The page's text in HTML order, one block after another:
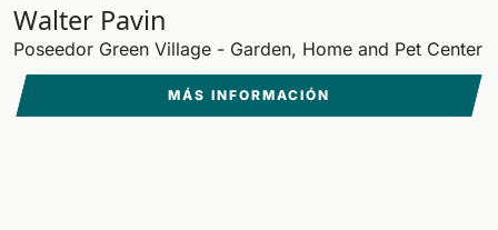
Walter Pavin
Poseedor Green Village - Garden, Home and Pet Center
MÁS INFORMACIÓN